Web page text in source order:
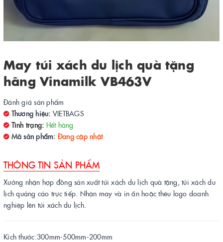
May túi xách du lịch quà tặng
hãng Vinamilk VB463V
Đánh giá sản phẩm
Thương hiệu: VIETBAGS
Tình trạng: Hết hàng
Mã sản phẩm: Đang cập nhật
THÔNG TIN SẢN PHẨM
Xưởng nhận hợp đồng sản xuất túi xách du lịch quà tặng, túi xách du
lịch quảng cáo trực tiếp. Nhận may và in ấn hoặc thêu logo doanh
nghiệp lên túi xách du lịch.
Kích thước:300mm-500mm-200mm